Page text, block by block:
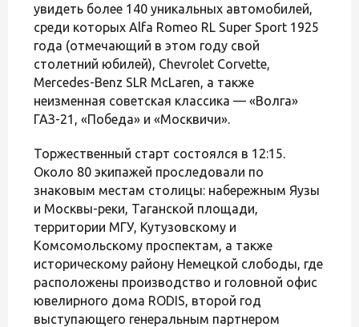
увидеть более 140 уникальных автомобилей,
среди которых Alfa Romeo RL Super Sport 1925
года (отмечающий в этом году свой
столетний юбилей), Chevrolet Corvette,
Mercedes-Benz SLR McLaren, а также
неизменная советская классика — «Волга»
ГАЗ-21, «Победа» и «Москвичи».
Торжественный старт состоялся в 12:15.
Около 80 экипажей проследовали по
знаковым местам столицы: набережным Яузы
и Москвы-реки, Таганской площади,
территории МГУ, Кутузовскому и
Комсомольскому проспектам, а также
историческому району Немецкой слободы, где
расположены производство и головной офис
ювелирного дома RODIS, второй год
выступающего генеральным партнером